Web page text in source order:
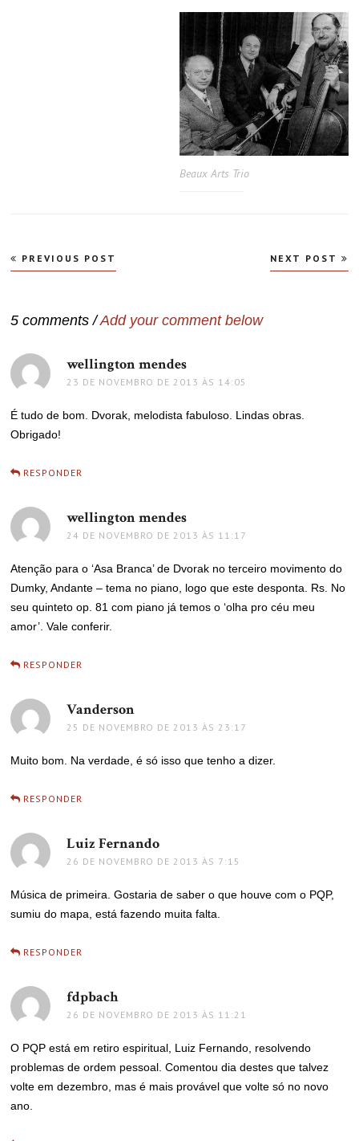
Beaux Arts Trio
Navegação
de
PREVIOUS POST NEXT POST
5 comments /Add your comment below
wellington mendes
23 DE NOVEMBRO DE 2013 ÀS 14:05
É tudo de bom. Dvorak, melodista fabuloso. Lindas obras.
Obrigado!
RESPONDER
wellington mendes
24 DE NOVEMBRO DE 2013 ÀS 11:17
Atenção para o ‘Asa Branca’ de Dvorak no terceiro movimento do
Dumky, Andante – tema no piano, logo que este desponta. Rs. No
seu quinteto op. 81 com piano já temos o ‘olha pro céu meu
amor’. Vale conferir.
RESPONDER
Vanderson
25 DE NOVEMBRO DE 2013 ÀS 23:17
Muito bom. Na verdade, é só isso que tenho a dizer.
RESPONDER
Luiz Fernando
26 DE NOVEMBRO DE 2013 ÀS 7:15
Música de primeira. Gostaria de saber o que houve com o PQP,
sumiu do mapa, está fazendo muita falta.
RESPONDER
fdpbachdisse:
26 DE NOVEMBRO DE 2013 ÀS 11:21
O PQP está em retiro espiritual, Luiz Fernando, resolvendo
problemas de ordem pessoal. Comentou dia destes que talvez
volte em dezembro, mas é mais provável que volte só no novo
ano.